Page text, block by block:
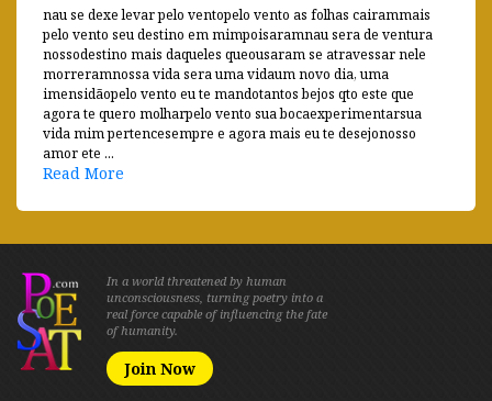
nau se dexe levar pelo ventopelo vento as folhas cairammais
pelo vento seu destino em mimpoisaramnau sera de ventura
nossodestino mais daqueles queousaram se atravessar nele
morreramnossa vida sera uma vidaum novo dia, uma
imensidãopelo vento eu te mandotantos bejos qto este que
agora te quero molharpelo vento sua bocaexperimentarsua
vida mim pertencesempre e agora mais eu te desejonosso
amor ete ...
Read More
In a world threatened by human
unconsciousness, turning poetry into a
real force capable of influencing the fate
of humanity.
Join Now